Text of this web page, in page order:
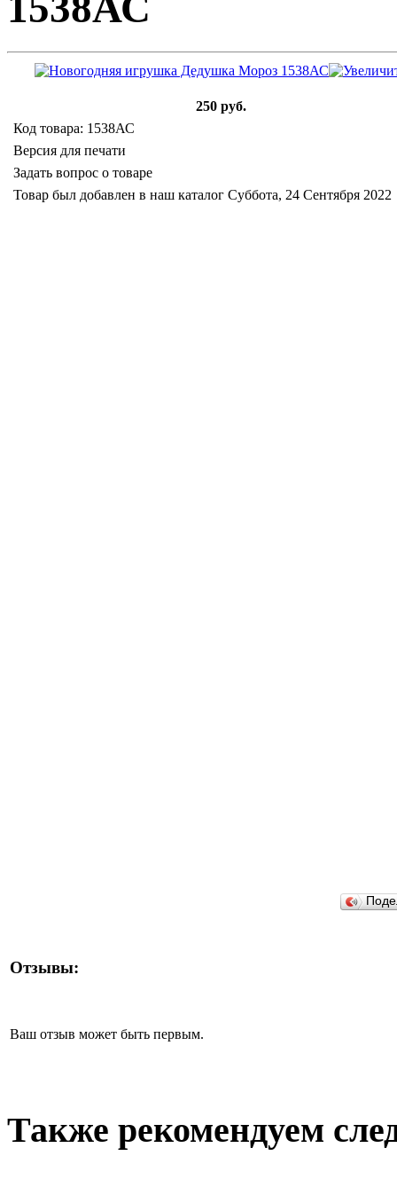
250 руб.
Код товара: 1538АС
Версия для печати
Задать вопрос о товаре
Товар был добавлен в наш каталог Суббота, 24 Сентября 2022
Отзывы:
Ваш отзыв может быть первым.
Также рекомендуем